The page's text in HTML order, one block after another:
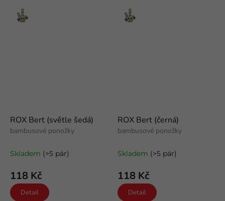
Bambus
ROX Bert (světle šedá)
bambusové ponožky
Skladem (>5 pár)
118 Kč
Detail
Bambus
ROX Bert (černá)
bambusové ponožky
Skladem (>5 pár)
118 Kč
Detail